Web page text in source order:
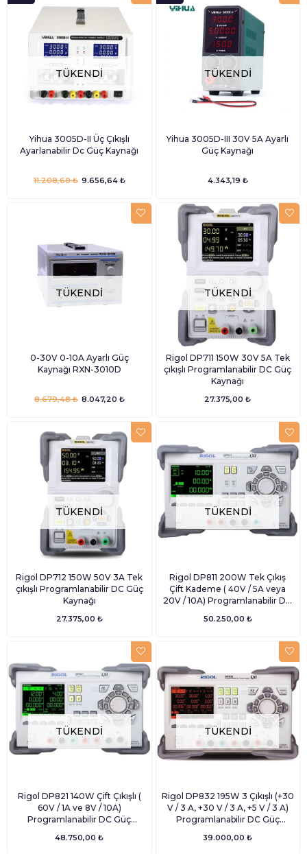
TÜKENDI
Yihua 3005D-II Üç Çıkışlı
Ayarlanabilir Dc Güç Kaynağı
9.656,64 ₺
11.208,60 ₺
TÜKENDI
Yihua 3005D-III 30V 5A Ayarlı
Güç Kaynağı
4.343,19 ₺
ÜRÜN
TÜKENDI
0-30V 0-10A Ayarlı Güç
Kaynağı RXN-3010D
8.047,20 ₺
8.679,48 ₺
TÜKENDI
Rigol DP711 150W 30V 5A Tek
çıkışlı Programlanabilir DC Güç
Kaynağı
27.375,00 ₺
TÜKENDI
Rigol DP712 150W 50V 3A Tek
çıkışlı Programlanabilir DC Güç
Kaynağı
27.375,00 ₺
TÜKENDI
Rigol DP811 200W Tek Çıkış
Çift Kademe ( 40V / 5A veya
20V / 10A) Programlanabilir DC
50.250,00 ₺
TÜKENDI
Rigol DP821 140W Çift Çıkışlı (
60V / 1A ve 8V / 10A)
Programlanabilir DC Güç
48.750,00 ₺
TÜKENDI
Rigol DP832 195W 3 Çıkışlı (+30
V / 3 A, +30 V / 3 A, +5 V / 3 A)
Programlanabilir DC Güç
39.000,00 ₺